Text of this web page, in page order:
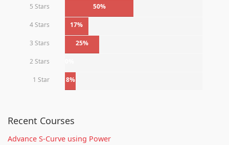
5 Stars
50%
4 Stars 17%
3 Stars 25%
2 Stars
1 Star 8%
Recent Courses
Advance S-Curve using Power